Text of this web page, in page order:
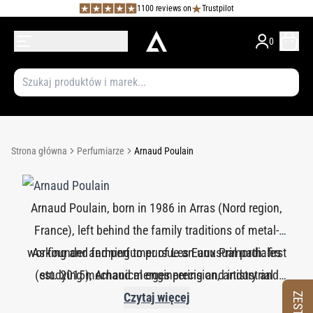
1100 reviews on Trustpilot
0
Strona główna Perfumiarze Arnaud Poulain
Arnaud Poulain, born in 1986 in Arras (Nord region,
France), left behind the family traditions of metal-
working and farming to pursue an unusual path: first
studying mechanical engineering and industrial
mechanics, then discovering perfumery through a
As founder and perfumer of Les Eaux Primordiales
(est. 2015), Arnaud merges precision, artistry and
storytelling. His signature style features meticulously
Czytaj więcej